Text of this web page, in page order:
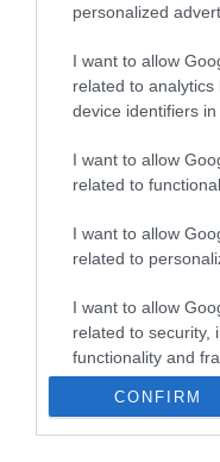
personalized
I want to allow
related to
device identifiers in
I want to allow
related to
I want to allow
related to
I want to allow
related to security,
functionality and
user protection.
CONFIRM
ΡΟΗ
Το
από την ΕΕ έργο “The
Gaming Police”
ενισχύει την
των παιδιών στο
διαδίκτυο
31.07.2026
για τα πρόστιμα σε
παραβάσεις που
Σ. Καλαφάτης: «Η
Τεχνητή Νοημοσύνη
δεν είναι απλώς μια
νέα τεχνολογία,
μια νέα βιομηχανική